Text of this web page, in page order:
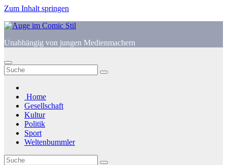
Zum Inhalt springen
Unabhängig von jungen Medienmachern
Home
Gesellschaft
Kultur
Politik
Sport
Weltenbummler